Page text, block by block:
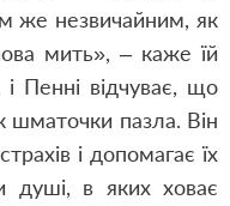
же незвичайним, як
мить», – каже їй
Пенні відчуває, що
пазла. Він
і допомагає їх
душі, в яких ховає